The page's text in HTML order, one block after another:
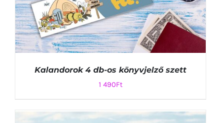
Kalandorok 4 db-os könyvjelző szett
1 490Ft